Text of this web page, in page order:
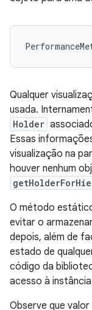
Qualquer
usada.
Holder
Essas
visualização na
houver nenhum
O método
evitar o
depois, além de
estado de
código da
acesso à
Observe que